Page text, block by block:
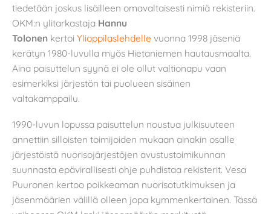
tiedetään joskus lisäilleen omavaltaisesti nimiä rekisteriin.
OKM:n ylitarkastaja Hannu
Tolonen kertoi Ylioppilaslehdelle vuonna 1998 jäseniä
kerätyn 1980-luvulla myös Hietaniemen hautausmaalta.
Aina paisuttelun syynä ei ole ollut valtionapu vaan
esimerkiksi järjestön tai puolueen sisäinen
valtakamppailu.
1990-luvun lopussa paisuttelun noustua julkisuuteen
annettiin silloisten toimijoiden mukaan ainakin osalle
järjestöistä nuorisojärjestöjen avustustoimikunnan
suunnasta epävirallisesti ohje puhdistaa rekisterit. Vesa
Puuronen kertoo poikkeaman nuorisotutkimuksen ja
jäsenmäärien välillä olleen jopa kymmenkertainen. Tässä